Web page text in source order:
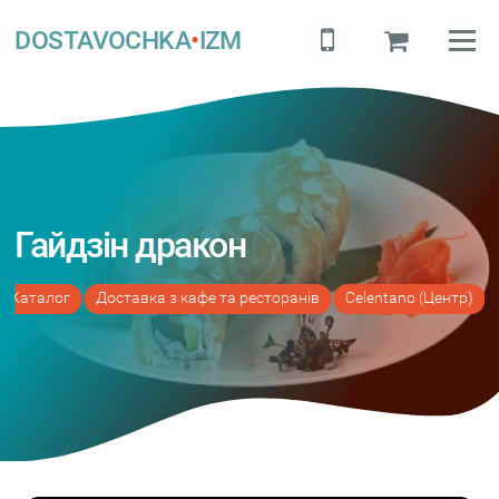
DOSTAVOCHKA•IZM
Гайдзін дракон
Каталог Доставка з кафе та ресторанів Celentano (Центр)